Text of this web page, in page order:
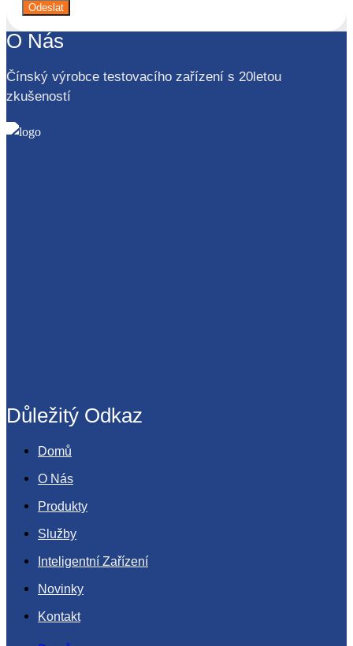
Odeslat
O Nás
Čínský výrobce testovacího zařízení s 20letou
zkušeností
Důležitý Odkaz
Domů
O Nás
Produkty
Služby
Inteligentní Zařízení
Novinky
Kontakt